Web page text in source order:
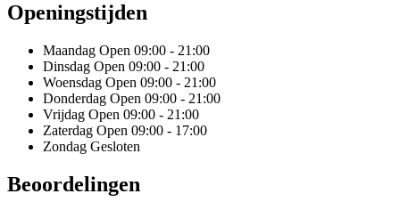
Openingstijden
Maandag Open 09:00 - 21:00
Dinsdag Open 09:00 - 21:00
Woensdag Open 09:00 - 21:00
Donderdag Open 09:00 - 21:00
Vrijdag Open 09:00 - 21:00
Zaterdag Open 09:00 - 17:00
Zondag Gesloten
Beoordelingen